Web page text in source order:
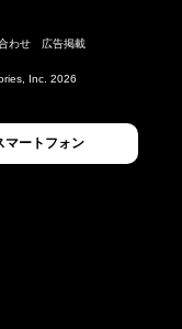
わせ 広告掲載
Inc. 2026
マートフォン